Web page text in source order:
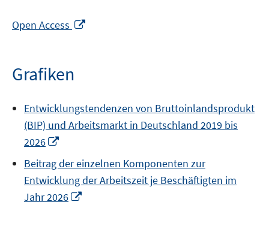
Open Access
Grafiken
Entwicklungstendenzen von Bruttoinlandsprodukt
(BIP) und Arbeitsmarkt in Deutschland 2019 bis
2026
Fenster
öffnen
Beitrag der einzelnen Komponenten zur
Entwicklung der Arbeitszeit je Beschäftigten im
Jahr 2026